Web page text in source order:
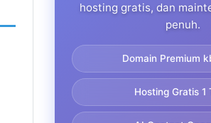
hosting gratis, dan
penuh.
Domain Premium
Hosting Gratis 1